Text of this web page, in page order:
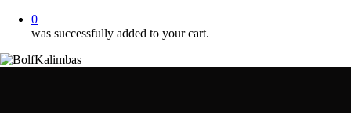
0
was successfully added to your cart.